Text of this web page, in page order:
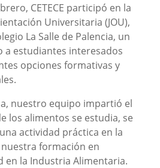
CETECE participó en la
Universitaria (JOU),
La Salle de Palencia, un
a estudiantes interesados
opciones formativas y
nuestro equipo impartió el
los alimentos se estudia, se
actividad práctica en la
formación en
en la Industria Alimentaria.